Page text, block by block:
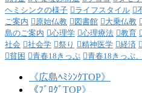
ヘミシンクの様子
ライフスタイル
ご案内
原始仏教 図書館 大乗仏教
島のご案内
心理学 心理療法 教育
社会
社会学 祭り 精神医学 経済
貧困
青春18きっぷ 青春18きっぷ
《広島ﾍﾐｼﾝｸTOP》
《ﾌﾞﾛｸﾞTOP》